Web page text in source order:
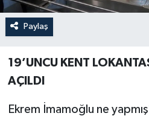
Paylaş
19’UNCU KENT
AÇILDI
Ekrem İmamoğlu ne